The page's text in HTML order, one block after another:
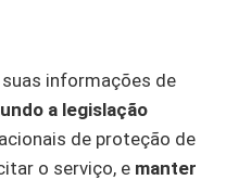
informações de
a legislação
de proteção de
o serviço, e manter